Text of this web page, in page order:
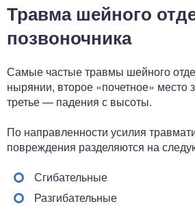
Травма шейного
позвоночника
Самые частые травмы шейного
нырянии, второе «почетное»
третье — падения с высоты.
По направленности усилия
повреждения разделяются на
Сгибательные
Разгибательные